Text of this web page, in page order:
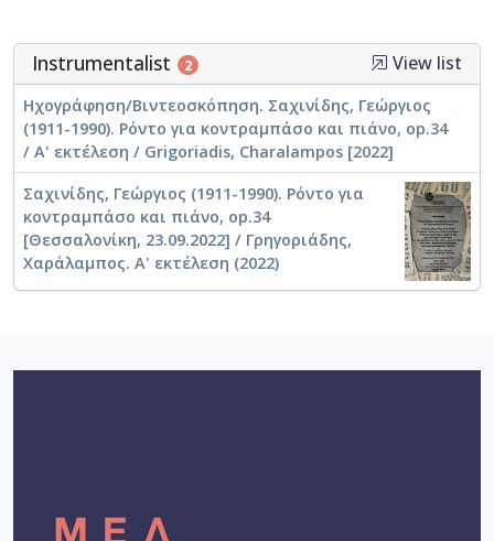
Instrumentalist 2 View list
Ηχογράφηση/Βιντεοσκόπηση. Σαχινίδης, Γεώργιος
(1911-1990). Ρόντο για κοντραμπάσο και πιάνο, op.34
/ Α' εκτέλεση / Grigoriadis, Charalampos [2022]
Σαχινίδης, Γεώργιος (1911-1990). Ρόντο για
κοντραμπάσο και πιάνο, op.34
[Θεσσαλονίκη, 23.09.2022] / Γρηγοριάδης,
Χαράλαμπος. Α' εκτέλεση (2022)